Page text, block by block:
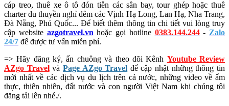
cáp treo, thuê xe ô tô đón tiễn các sân bay, tour ghép hoặc thuê
charter du thuyền nghỉ đêm các Vịnh Hạ Long, Lan Hạ, Nha Trang,
Đà Nẵng, Phú Quốc... Để biết thêm thông tin chi tiết vui lòng truy
cập website azgotravel.vn hoặc gọi hotline 0383.144.244- Zalo
24/7 để được tư vấn miễn phí.
=> Hãy đăng ký, ấn chuông và theo dõi Kênh Youtube Review
AZgo Travelvà Page AZgo Travel để cập nhật những thông tin
mới nhất về các dịch vụ du lịch trên cả nước, những video về ẩm
thực, thiên nhiên, đất nước và con người Việt Nam khi chúng tôi
đăng tải lên nhé./.